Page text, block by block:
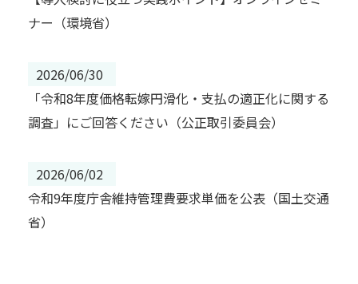
ナー（環境省）
2026/06/30
「令和8年度価格転嫁円滑化・支払の適正化に関する
調査」にご回答ください（公正取引委員会）
2026/06/02
令和9年度庁舎維持管理費要求単価を公表（国土交通
省）